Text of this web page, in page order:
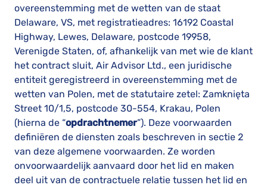
overeenstemming met de wetten van de staat
Delaware, VS, met registratieadres: 16192 Coastal
Highway, Lewes, Delaware, postcode 19958,
Verenigde Staten, of, afhankelijk van met wie de klant
het contract sluit, Air Advisor Ltd., een juridische
entiteit geregistreerd in overeenstemming met de
wetten van Polen, met de statutaire zetel: Zamknięta
Street 10/1,5, postcode 30-554, Krakau, Polen
(hierna de “opdrachtnemer”). Deze voorwaarden
definiëren de diensten zoals beschreven in sectie 2
van deze algemene voorwaarden. Ze worden
onvoorwaardelijk aanvaard door het lid en maken
deel uit van de contractuele relatie tussen het lid en